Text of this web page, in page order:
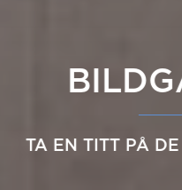
TA EN TITT PÅ